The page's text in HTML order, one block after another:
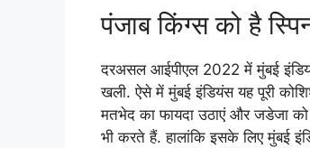
पंजाब किंग्स को है
दरअसल आईपीएल 2022 में मुंबई
खली. ऐसे में मुंबई इंडियंस यह पूरी
मतभेद का फायदा उठाएं और जडेजा
भी करते हैं. हालांकि इसके लिए मुंबई